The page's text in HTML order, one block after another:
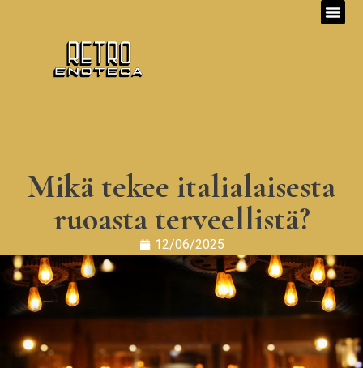
Mikä tekee italialaisesta
ruoasta terveellistä?
12/06/2025